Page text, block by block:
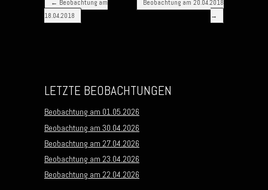
← Beobachtung am
18.04.2018
Beobachtung am 20.04.2018
→
LETZTE BEOBACHTUNGEN
Beobachtung am 01.05.2026
Beobachtung am 30.04.2026
Beobachtung am 27.04.2026
Beobachtung am 23.04.2026
Beobachtung am 22.04.2026